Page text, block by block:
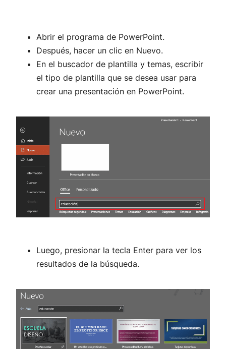
Abrir el programa de PowerPoint.
Después, hacer un clic en Nuevo.
En el buscador de plantilla y temas, escribir
el tipo de plantilla que se desea usar para
crear una presentación en PowerPoint.
Luego, presionar la tecla Enter para ver los
resultados de la búsqueda.